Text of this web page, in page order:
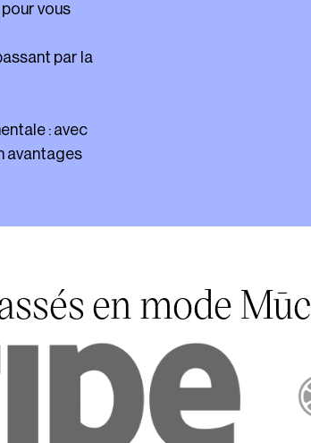
vous
par la
: avec
avantages
en mode